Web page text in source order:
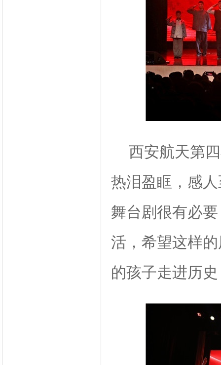
西安航天第四
热泪盈眶，感
舞台剧很有必
活，希望这样
的孩子走进历